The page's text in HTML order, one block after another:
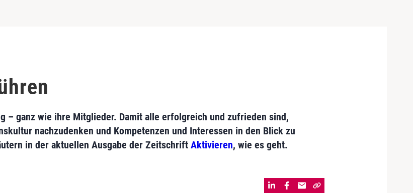
– ganz wie ihre Mitglieder. Damit alle erfolgreich und zufrieden sind,
nachzudenken und Kompetenzen und Interessen in den Blick zu
in der aktuellen Ausgabe der Zeitschrift Aktivieren, wie es geht.